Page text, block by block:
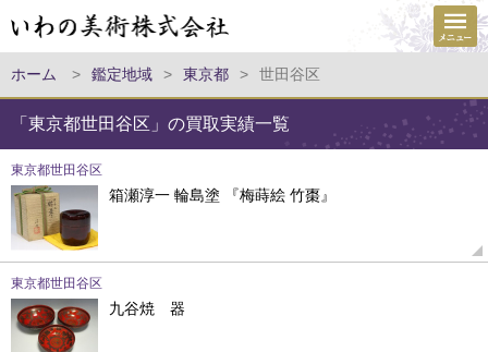
ホーム > 鑑定地域 > 東京都 > 世田谷区
「東京都世田谷区」の買取実績一覧
東京都世田谷区
箱瀬淳一 輪島塗 『梅蒔絵 竹棗』
東京都世田谷区
九谷焼 器